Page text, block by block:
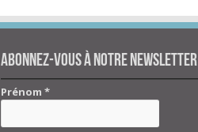
Abonnez-vous à notre newsletter
Prénom*